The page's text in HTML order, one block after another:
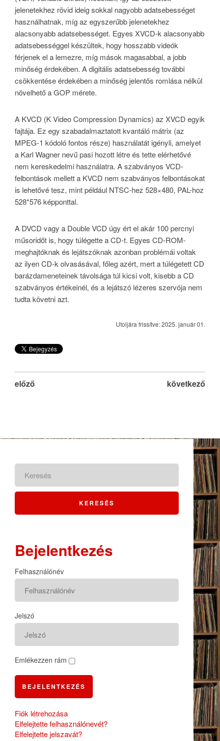
jelenetekhez rövid ideig sokkal nagyobb adatsebességet
használhatnak, míg az egyszerűbb jelenetekhez
alacsonyabb adatsebességet. Egyes XVCD-k alacsonyabb
adatsebességgel készültek, hogy hosszabb videók
férjenek el a lemezre, míg mások magasabbal, a jobb
minőség érdekében. A digitális adatsebesség további
csökkentése érdekében a minőség jelentős romlása nélkül
növelhető a GOP mérete.
A KVCD (K Video Compression Dynamics) az XVCD egyik
fajtája. Ez egy szabadalmaztatott kvantáló mátrix (az
MPEG-1 kódoló fontos része) használatát igényli, amelyet
a Karl Wagner nevű pasi hozott létre és tette elérhetővé
nem kereskedelmi használatra. A szabványos VCD-
felbontások mellett a KVCD nem szabványos felbontásokat
is lehetővé tesz, mint például NTSC-hez 528×480, PAL-hoz
528*576 képponttal.
A DVCD vagy a Double VCD úgy ért el akár 100 percnyi
műsoridőt is, hogy túlégette a CD-t. Egyes CD-ROM-
meghajtóknak és lejátszóknak azonban problémái voltak
az ilyen CD-k olvasásával, főleg azért, mert a túlégetett CD
barázdameneteinek távolsága túl kicsi volt, kisebb a CD
szabványos értékeinél, és a lejátszó lézeres szervója nem
tudta követni azt.
Utoljára frissítve: 2025. január 01.
előző következő
Bejelentkezés
Felhasználónév
Jelszó
Emlékezzen rám
BEJELENTKEZÉS
Fiók létrehozása
Elfelejtette felhasználónevét?
Elfelejtette jelszavát?